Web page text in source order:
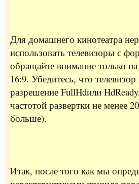
Для домашнего кинотеатра
использовать телевизоры с
обращайте внимание только
16:9. Убедитесь, что
разрешение FullHdили
частотой развертки не менее
больше).
Итак, после того как мы